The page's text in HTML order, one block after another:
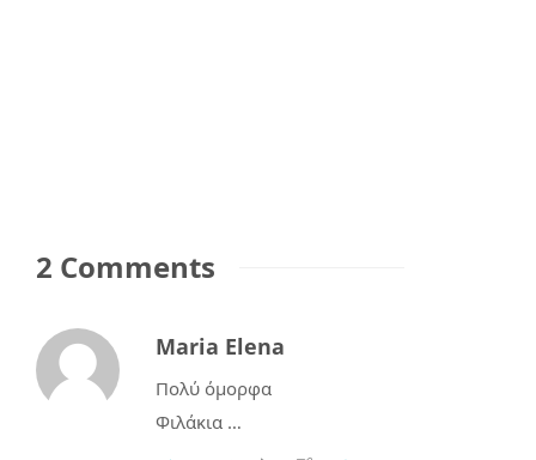
2 Comments
Maria Elena
Πολύ όμορφα
Φιλάκια …